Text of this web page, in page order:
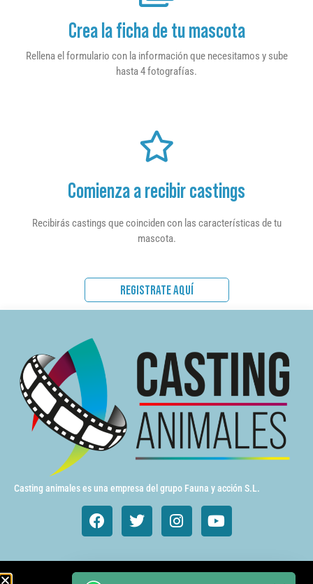
Crea la ficha de tu mascota
Rellena el formulario con la información que necesitamos y sube
hasta 4 fotografías.
Comienza a recibir castings
Recibirás castings que coinciden con las características de tu
mascota.
REGISTRATE AQUÍ
Casting animales es una empresa del grupo Fauna y acción S.L.